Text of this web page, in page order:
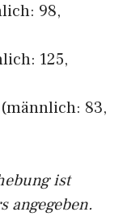
98,
125,
83,
ist
angegeben.